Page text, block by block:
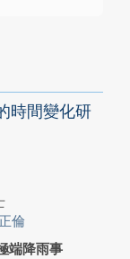
時間變化研
倫
端降雨事